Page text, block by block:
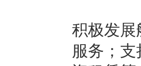
积极发展
服务；